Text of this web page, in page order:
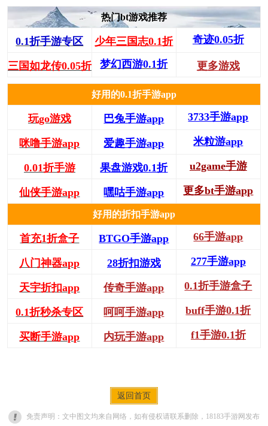
热门bt游戏推荐
0.1折手游专区 少年三国志0.1折 奇迹0.05折
三国如龙传0.05折 梦幻西游0.1折 更多游戏
好用的0.1折手游app
玩go游戏 巴兔手游app 3733手游app
咪噜手游app 爱趣手游app 米粒游app
0.01折手游 果盘游戏0.1折 u2game手游
仙侠手游app 嘿咕手游app 更多bt手游app
好用的折扣手游app
首充1折盒子 BTGO手游app 66手游app
八门神器app 28折扣游戏 277手游app
天宇折扣app 传奇手游app 0.1折手游盒子
0.1折秒杀专区 呵呵手游app buff手游0.1折
买断手游app 内玩手游app f1手游0.1折
返回首页
免责声明：文中图文均来自网络，如有侵权请联系删除，18183手游网发布